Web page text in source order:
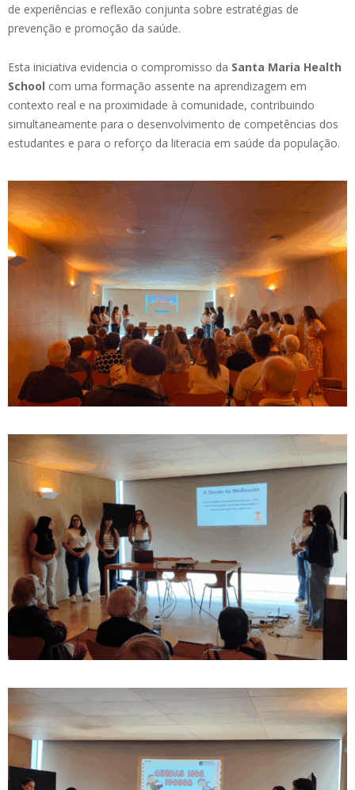
de experiências e reflexão conjunta sobre estratégias de
prevenção e promoção da saúde.
Esta iniciativa evidencia o compromisso da Santa Maria Health
School com uma formação assente na aprendizagem em
contexto real e na proximidade à comunidade, contribuindo
simultaneamente para o desenvolvimento de competências dos
estudantes e para o reforço da literacia em saúde da população.